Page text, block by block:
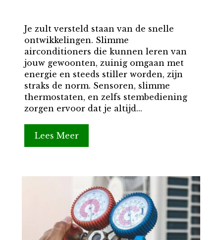
Je zult versteld staan van de snelle
ontwikkelingen. Slimme
airconditioners die kunnen leren van
jouw gewoonten, zuinig omgaan met
energie en steeds stiller worden, zijn
straks de norm. Sensoren, slimme
thermostaten, en zelfs stembediening
zorgen ervoor dat je altijd...
Lees Meer